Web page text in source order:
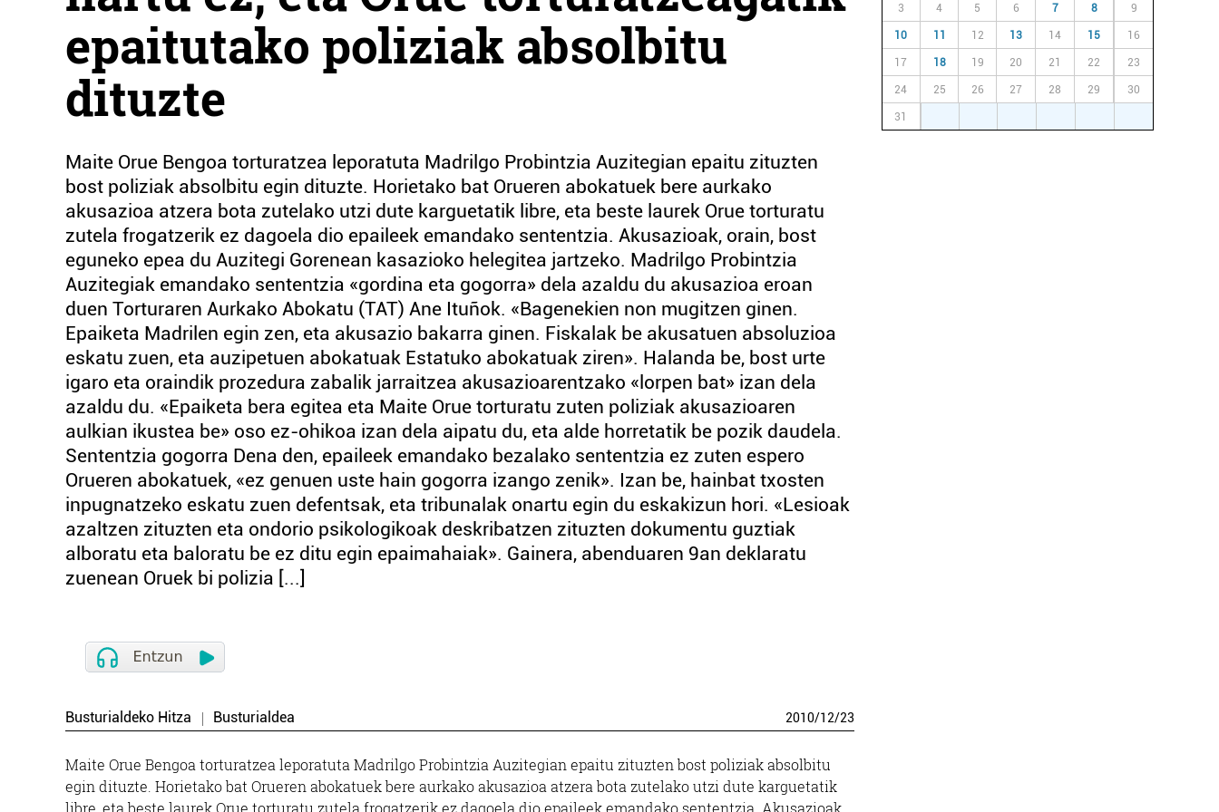
epaitutako poliziak absolbitu
dituzte
Maite Orue Bengoa torturatzea leporatuta Madrilgo Probintzia Auzitegian epaitu zituzten
bost poliziak absolbitu egin dituzte. Horietako bat Orueren abokatuek bere aurkako
akusazioa atzera bota zutelako utzi dute karguetatik libre, eta beste laurek Orue torturatu
zutela frogatzerik ez dagoela dio epaileek emandako sententzia. Akusazioak, orain, bost
eguneko epea du Auzitegi Gorenean kasazioko helegitea jartzeko. Madrilgo Probintzia
Auzitegiak emandako sententzia «gordina eta gogorra» dela azaldu du akusazioa eroan
duen Torturaren Aurkako Abokatu (TAT) Ane Ituñok. «Bagenekien non mugitzen ginen.
Epaiketa Madrilen egin zen, eta akusazio bakarra ginen. Fiskalak be akusatuen absoluzioa
eskatu zuen, eta auzipetuen abokatuak Estatuko abokatuak ziren». Halanda be, bost urte
igaro eta oraindik prozedura zabalik jarraitzea akusazioarentzako «lorpen bat» izan dela
azaldu du. «Epaiketa bera egitea eta Maite Orue torturatu zuten poliziak akusazioaren
aulkian ikustea be» oso ez-ohikoa izan dela aipatu du, eta alde horretatik be pozik daudela.
Sententzia gogorra Dena den, epaileek emandako bezalako sententzia ez zuten espero
Orueren abokatuek, «ez genuen uste hain gogorra izango zenik». Izan be, hainbat txosten
inpugnatzeko eskatu zuen defentsak, eta tribunalak onartu egin du eskakizun hori. «Lesioak
azaltzen zituzten eta ondorio psikologikoak deskribatzen zituzten dokumentu guztiak
alboratu eta baloratu be ez ditu egin epaimahaiak». Gainera, abenduaren 9an deklaratu
zuenean Oruek bi polizia [...]
Busturialdeko Hitza Busturialdea 2010/12/23
Maite Orue Bengoa torturatzea leporatuta Madrilgo Probintzia Auzitegian epaitu zituzten bost poliziak absolbitu
egin dituzte. Horietako bat Orueren abokatuek bere aurkako akusazioa atzera bota zutelako utzi dute karguetatik
libre, eta beste laurek Orue torturatu zutela frogatzerik ez dagoela dio epaileek emandako sententzia. Akusazioak,
3 4 5 6 7 8 9
10 11 12 13 14 15 16
17 18 19 20 21 22 23
24 25 26 27 28 29 30
31